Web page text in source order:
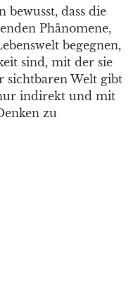
bewusst, dass die
Phänomene,
begegnen,
sind, mit der sie
sichtbaren Welt gibt
indirekt und mit
zu